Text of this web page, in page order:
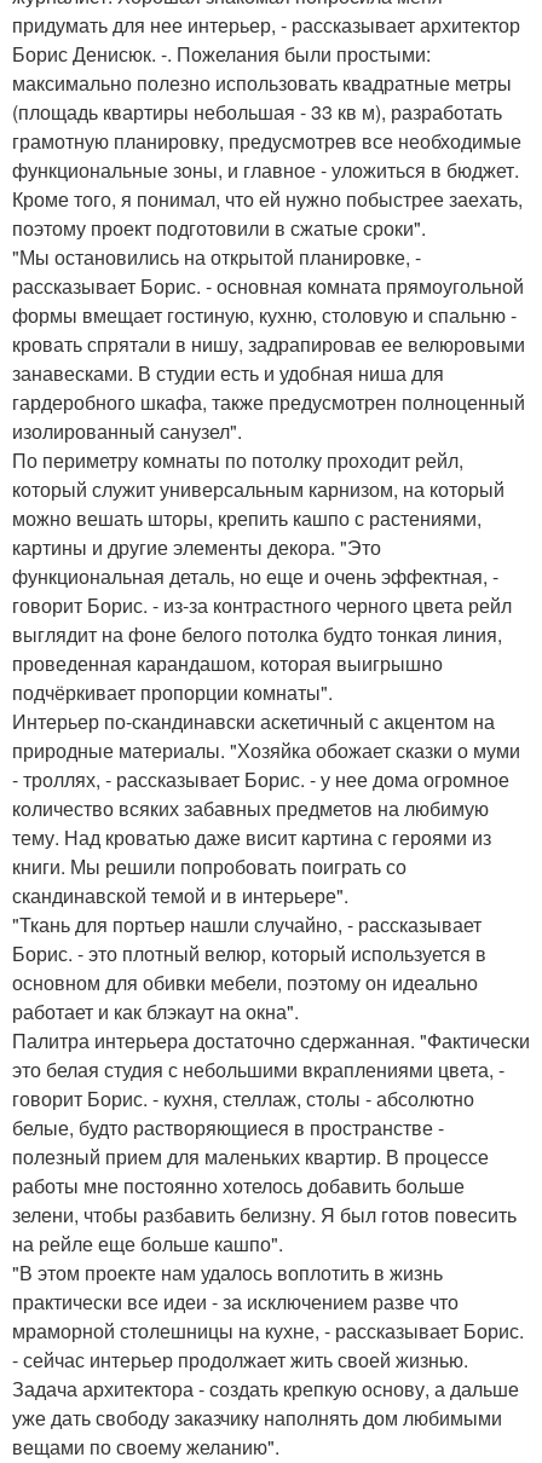
придумать для нее интерьер, - рассказывает архитектор
Борис Денисюк. -. Пожелания были простыми:
максимально полезно использовать квадратные метры
(площадь квартиры небольшая - 33 кв м), разработать
грамотную планировку, предусмотрев все необходимые
функциональные зоны, и главное - уложиться в бюджет.
Кроме того, я понимал, что ей нужно побыстрее заехать,
поэтому проект подготовили в сжатые сроки".
"Мы остановились на открытой планировке, -
рассказывает Борис. - основная комната прямоугольной
формы вмещает гостиную, кухню, столовую и спальню -
кровать спрятали в нишу, задрапировав ее велюровыми
занавесками. В студии есть и удобная ниша для
гардеробного шкафа, также предусмотрен полноценный
изолированный санузел".
По периметру комнаты по потолку проходит рейл,
который служит универсальным карнизом, на который
можно вешать шторы, крепить кашпо с растениями,
картины и другие элементы декора. "Это
функциональная деталь, но еще и очень эффектная, -
говорит Борис. - из-за контрастного черного цвета рейл
выглядит на фоне белого потолка будто тонкая линия,
проведенная карандашом, которая выигрышно
подчёркивает пропорции комнаты".
Интерьер по-скандинавски аскетичный с акцентом на
природные материалы. "Хозяйка обожает сказки о муми
- троллях, - рассказывает Борис. - у нее дома огромное
количество всяких забавных предметов на любимую
тему. Над кроватью даже висит картина с героями из
книги. Мы решили попробовать поиграть со
скандинавской темой и в интерьере".
"Ткань для портьер нашли случайно, - рассказывает
Борис. - это плотный велюр, который используется в
основном для обивки мебели, поэтому он идеально
работает и как блэкаут на окна".
Палитра интерьера достаточно сдержанная. "Фактически
это белая студия с небольшими вкраплениями цвета, -
говорит Борис. - кухня, стеллаж, столы - абсолютно
белые, будто растворяющиеся в пространстве -
полезный прием для маленьких квартир. В процессе
работы мне постоянно хотелось добавить больше
зелени, чтобы разбавить белизну. Я был готов повесить
на рейле еще больше кашпо".
"В этом проекте нам удалось воплотить в жизнь
практически все идеи - за исключением разве что
мраморной столешницы на кухне, - рассказывает Борис.
- сейчас интерьер продолжает жить своей жизнью.
Задача архитектора - создать крепкую основу, а дальше
уже дать свободу заказчику наполнять дом любимыми
вещами по своему желанию".